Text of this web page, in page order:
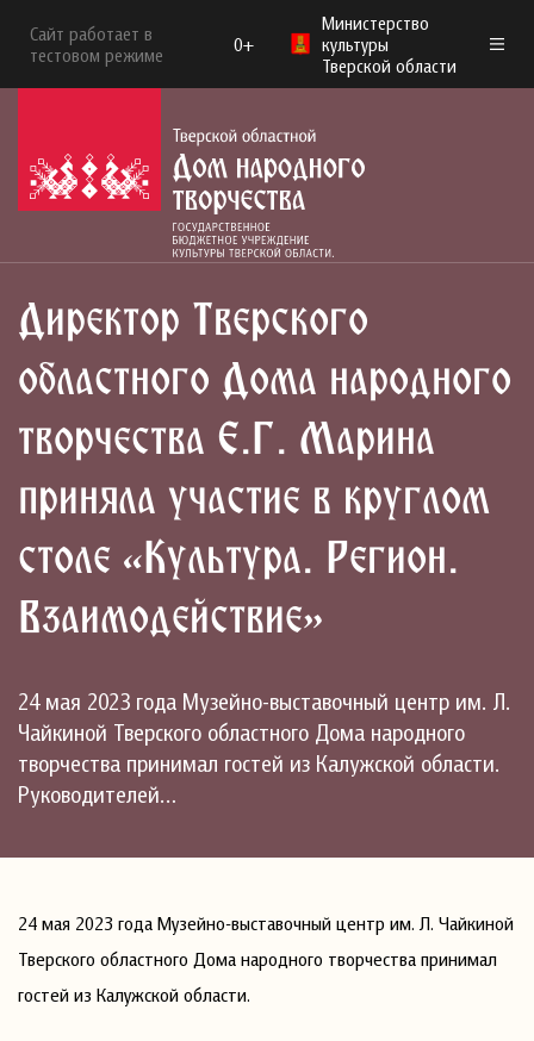
Сайт работает в
тестовом режиме
0+
Министерство
культуры
Тверской области
Директор Тверского
областного Дома народного
творчества Е.Г. Марина
приняла участие в круглом
столе «Культура. Регион.
Взаимодействие»
24 мая 2023 года Музейно-выставочный центр им. Л.
Чайкиной Тверского областного Дома народного
творчества принимал гостей из Калужской области.
Руководителей…
24 мая 2023 года Музейно-выставочный центр им. Л. Чайкиной
Тверского областного Дома народного творчества принимал
гостей из Калужской области.